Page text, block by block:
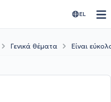
EL
Γενικά θέματα Είναι